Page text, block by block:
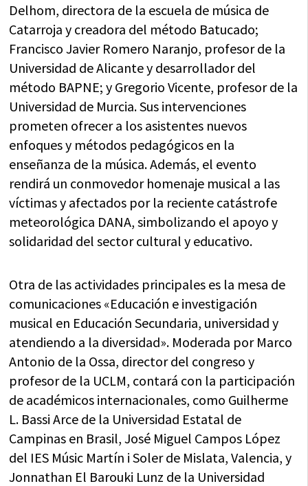
Delhom, directora de la escuela de música de
Catarroja y creadora del método Batucado;
Francisco Javier Romero Naranjo, profesor de la
Universidad de Alicante y desarrollador del
método BAPNE; y Gregorio Vicente, profesor de la
Universidad de Murcia. Sus intervenciones
prometen ofrecer a los asistentes nuevos
enfoques y métodos pedagógicos en la
enseñanza de la música. Además, el evento
rendirá un conmovedor homenaje musical a las
víctimas y afectados por la reciente catástrofe
meteorológica DANA, simbolizando el apoyo y
solidaridad del sector cultural y educativo.
Otra de las actividades principales es la mesa de
comunicaciones «Educación e investigación
musical en Educación Secundaria, universidad y
atendiendo a la diversidad». Moderada por Marco
Antonio de la Ossa, director del congreso y
profesor de la UCLM, contará con la participación
de académicos internacionales, como Guilherme
L. Bassi Arce de la Universidad Estatal de
Campinas en Brasil, José Miguel Campos López
del IES Músic Martín i Soler de Mislata, Valencia, y
Jonnathan El Barouki Lunz de la Universidad